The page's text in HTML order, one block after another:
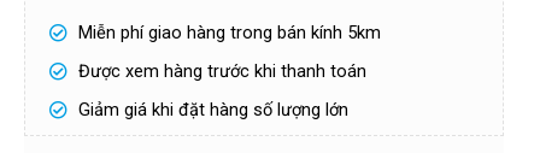
Miễn phí giao hàng trong bán kính 5km
Được xem hàng trước khi thanh toán
Giảm giá khi đặt hàng số lượng lớn
H
ọ
àS
ố